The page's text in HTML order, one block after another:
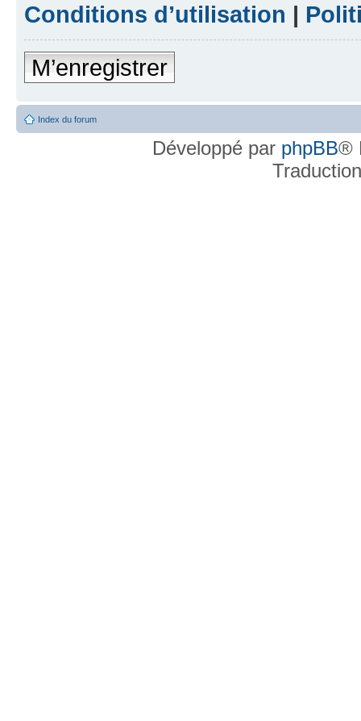
Conditions d’utilisation |
M’enregistrer
Index du forum
Développé par phpBB®